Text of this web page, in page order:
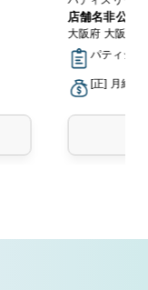
店舗名非公開
大阪府 大阪市
パティシエ
[正] 月給